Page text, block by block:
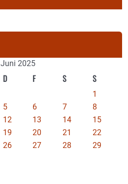
Juni 2025
D F S S
1
5 6 7
8
12 13 14
15
19 20 21
22
26 27 28
29